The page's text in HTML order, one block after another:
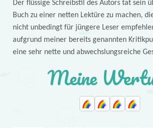
Der flüssige Schreibstil des Autors tat sein
Buch zu einer netten Lektüre zu machen,
nicht unbedingt für jüngere Leser
aufgrund meiner bereits genannten
eine sehr nette und abwechslungsreiche
Meine